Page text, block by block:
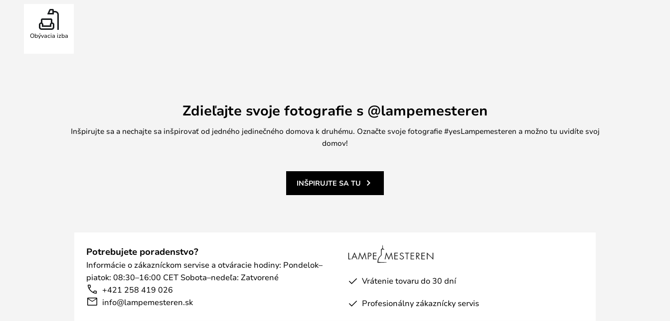
Obývacia izba
Zdieľajte svoje fotografie s @lampemesteren
Inšpirujte sa a nechajte sa inšpirovať od jedného jedinečného domova k druhému. Označte svoje fotografie #yesLampemesteren a možno tu uvidíte svoj
domov!
INŠPIRUJTE SA TU
Potrebujete poradenstvo?
Informácie o zákazníckom servise a otváracie hodiny: Pondelok–
piatok: 08:30–16:00 CET Sobota–nedeľa: Zatvorené
+421 258 419 026
info@lampemesteren.sk
Vrátenie tovaru do 30 dní
Profesionálny zákaznícky servis